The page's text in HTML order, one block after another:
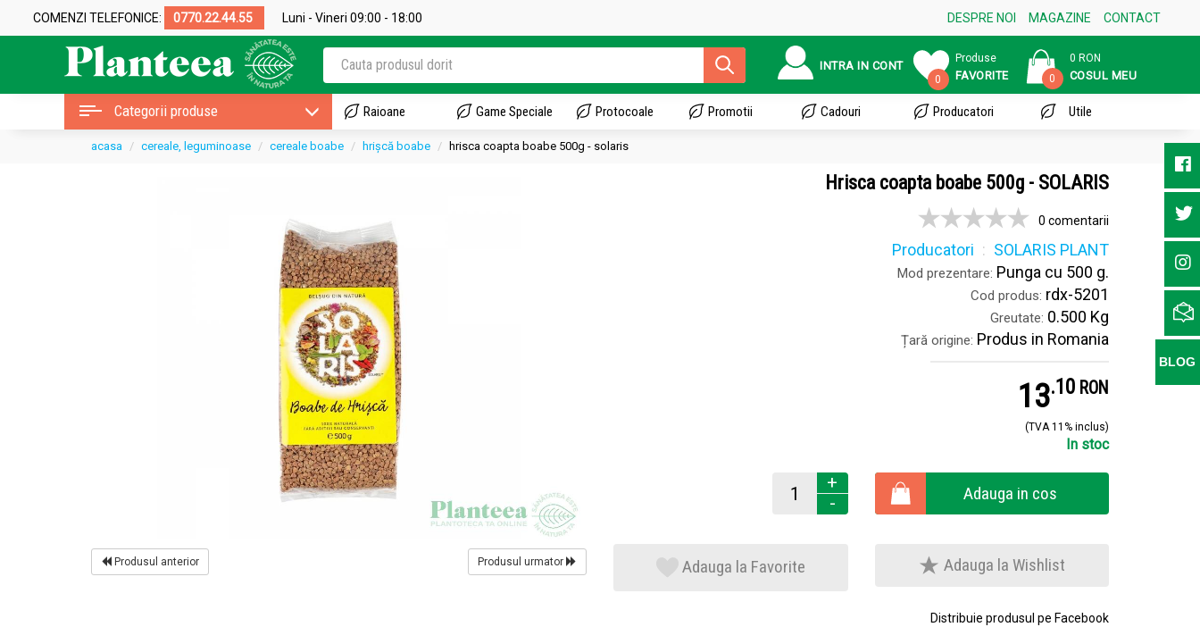
COMENZI TELEFONICE: 0770.22.44.55 Luni - Vineri 09:00 - 18:00 DESPRE NOI MAGAZINE CONTACT
INTRA IN CONT
0
Produse
FAVORITE 0
0 RON
COSUL MEU
Categorii produse Raioane Game Speciale Protocoale Promotii Cadouri Producatori Utile
acasa cereale, leguminoase cereale boabe hrișcă boabe hrisca coapta boabe 500g - solaris
Produsul anterior Produsul urmator
Hrisca coapta boabe 500g - SOLARIS
0 comentarii
Producatori SOLARIS PLANT
Mod prezentare: Punga cu 500 g.
Cod produs: rdx-5201
Greutate: 0.500 Kg
Țară origine: Produs in Romania
13.1 RON
(TVA 11% inclus)
In stoc
+
-
Adauga in cos
Adauga la Favorite Adauga la Wishlist
Distribuie produsul pe Facebook
BLOG